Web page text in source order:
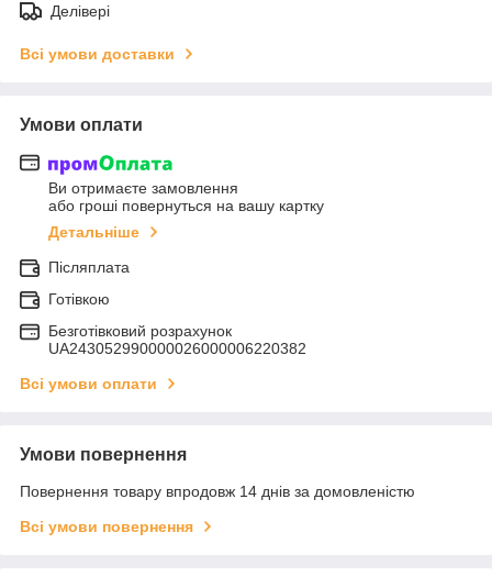
Делівері
Всі умови доставки
Умови оплати
Ви отримаєте замовлення
або гроші повернуться на вашу картку
Детальніше
Післяплата
Готівкою
Безготівковий розрахунок
UA243052990000026000006220382
Всі умови оплати
Умови повернення
Повернення товару впродовж 14 днів за домовленістю
Всі умови повернення